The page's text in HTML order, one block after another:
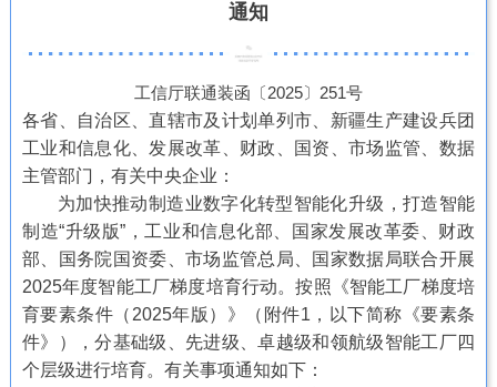
通知
工信厅联通装函〔2025〕251号
各省、自治区、直辖市及计划单列市、新疆生产建设兵团
工业和信息化、发展改革、财政、国资、市场监管、数据
主管部门，有关中央企业：
为加快推动制造业数字化转型智能化升级，打造智能
制造“升级版”，工业和信息化部、国家发展改革委、财政
部、国务院国资委、市场监管总局、国家数据局联合开展
2025年度智能工厂梯度培育行动。按照《智能工厂梯度培
育要素条件（2025年版）》（附件1，以下简称《要素条
件》），分基础级、先进级、卓越级和领航级智能工厂四
个层级进行培育。有关事项通知如下：